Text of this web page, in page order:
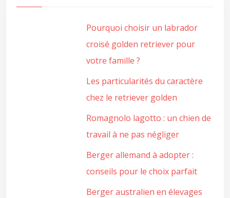
Pourquoi choisir un labrador
croisé golden retriever pour
votre famille ?
Les particularités du caractère
chez le retriever golden
Romagnolo lagotto : un chien de
travail à ne pas négliger
Berger allemand à adopter :
conseils pour le choix parfait
Berger australien en élevages